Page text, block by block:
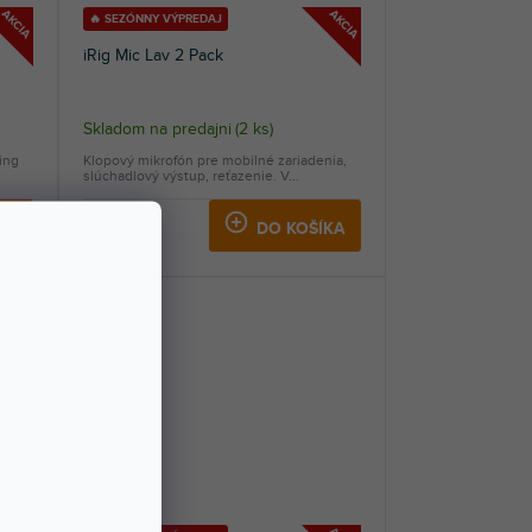
AKCIA
🔥 SEZÓNNY VÝPREDAJ
iRig Mic Lav 2 Pack
Skladom na predajni (2 ks)
DO KOŠÍKA
Klopový mikrofón pre mobilné zariadenia,
slúchadlový výstup, reťazenie. V...